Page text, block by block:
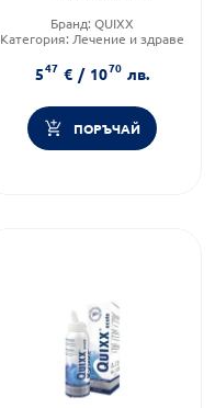
10мл
Бранд: QUIXX
Категория: Лечение и здраве
547 € / 1070 лв.
ПОРЪЧАЙ